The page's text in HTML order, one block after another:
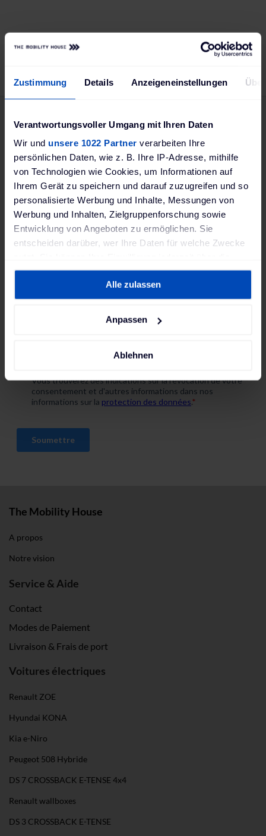
Zustimmung Details Anzeigeneinstellungen
Verantwortungsvoller Umgang mit Ihren Daten
Wir und unsere 1022 Partner verarbeiten Ihre
persönlichen Daten, wie z. B. Ihre IP-Adresse, mithilfe
von Technologien wie Cookies, um Informationen auf
Ihrem Gerät zu speichern und darauf zuzugreifen und so
personalisierte Werbung und Inhalte, Messungen von
Werbung und Inhalten, Zielgruppenforschung sowie
Entwicklung von Angeboten zu ermöglichen. Sie
entscheiden darüber, wer Ihre Daten für welche Zwecke
Cookie-Erklärung oder durch Klicken auf das Privacy
Trigger Symbol ändern oder widerrufen
Wenn Sie es erlauben, würden wir auch gerne:
bestimmten Merkmalen (Fingerprinting) identifizieren
Erfahren Sie mehr darüber, wie Ihre persönlichen Daten
Abschnitt Einzelheiten
Verwendung unserer Website an unsere Partner für
weiteren Daten zusammen, die du ihnen bereitgestellt
gesammelt haben. Weitere Informationen findest du in
unserer
Alle zulassen
Anpassen
Ablehnen
Abonnez-vous à notre
newsletter :
Offres de réduction et nouveaux produits
Tendances et nouveaux développements
dans le secteur de l'énergie
The Mobility House
A propos
Notre vision
Service & Aide
Contact
Modes de Paiement
Livraison & Frais de port
Voitures électriques
Renault ZOE
Hyundai KONA
Kia e-Niro
Peugeot 508 Hybride
DS 7 CROSSBACK E-TENSE 4x4
Renault wallboxes
DS 3 CROSSBACK E-TENSE